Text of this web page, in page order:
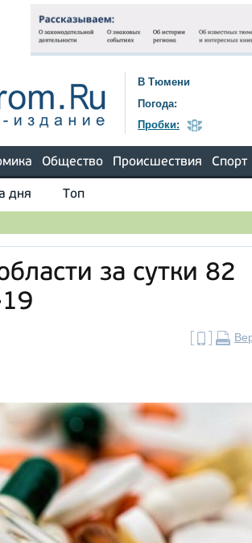
В Тюмени
Погода:
Пробки:
Общество Происшествия Спорт
дня Топ
за сутки 82